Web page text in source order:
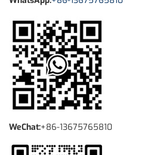
WeChat:+86-13675765810